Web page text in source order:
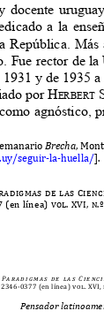
docente
a la
República. Más
Fue rector de
y de 1935
por Herbert
agnóstico,
Brecha, M
.uy/seguir-la-huella/].
de las
(en línea) vol. XVI,
Pa r a d i g m a s d e l a s C i e n c i
0377 (en línea)vol. XVI,
Pensador